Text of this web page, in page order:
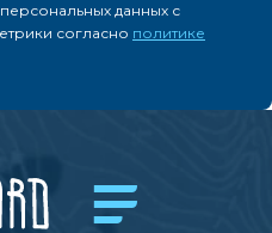
данных с
согласно политике